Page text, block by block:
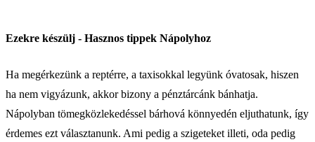
Ezekre készülj - Hasznos tippek Nápolyhoz
Ha megérkezünk a reptérre, a taxisokkal legyünk óvatosak, hiszen
ha nem vigyázunk, akkor bizony a pénztárcánk bánhatja.
Nápolyban tömegközlekedéssel bárhová könnyedén eljuthatunk, így
érdemes ezt választanunk. Ami pedig a szigeteket illeti, oda pedig